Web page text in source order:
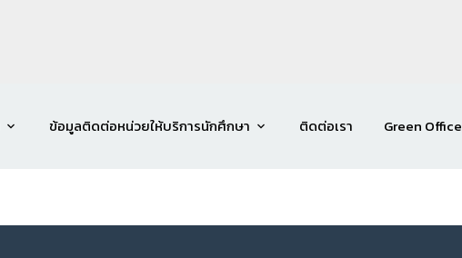
ข้อมูลติดต่อหน่วยให้บริการนักศึกษา ติดต่อเรา Green Office